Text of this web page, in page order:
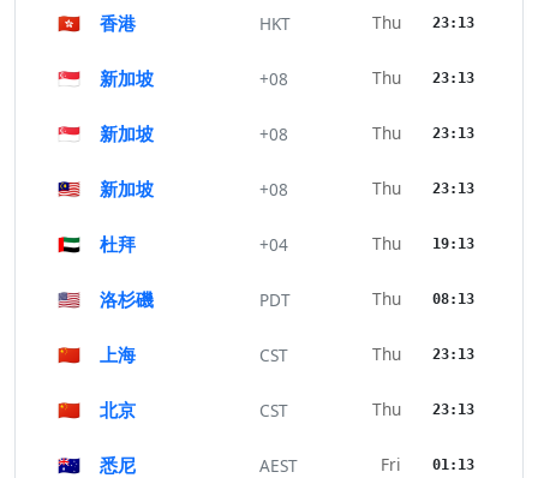
🇭🇰 香港 HKT Thu 23:13
🇸🇬 新加坡 +08 Thu 23:13
🇸🇬 新加坡 +08 Thu 23:13
🇲🇾 新加坡 +08 Thu 23:13
🇦🇪 杜拜 +04 Thu 19:13
🇺🇸 洛杉磯 PDT Thu 08:13
🇨🇳 上海 CST Thu 23:13
🇨🇳 北京 CST Thu 23:13
🇦🇺 悉尼 AEST Fri 01:13